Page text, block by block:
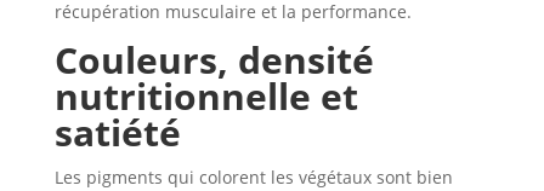
récupération musculaire et la performance.
Couleurs, densité
nutritionnelle et
satiété
Les pigments qui colorent les végétaux sont bien